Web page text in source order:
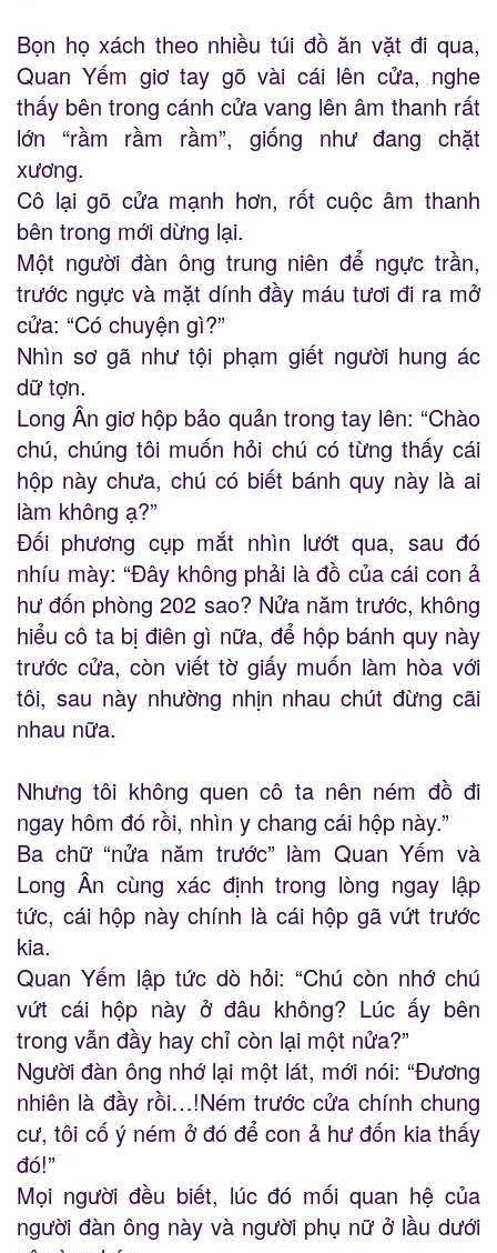
Bọn họ xách theo nhiều túi đồ ăn vặt đi qua,
Quan Yếm giơ tay gõ vài cái lên cửa, nghe
thấy bên trong cánh cửa vang lên âm thanh rất
lớn “rầm rầm rầm”, giống như đang chặt
xương.
Cô lại gõ cửa mạnh hơn, rốt cuộc âm thanh
bên trong mới dừng lại.
Một người đàn ông trung niên để ngực trần,
trước ngực và mặt dính đầy máu tươi đi ra mở
cửa: “Có chuyện gì?”
Nhìn sơ gã như tội phạm giết người hung ác
dữ tợn.
Long Ân giơ hộp bảo quản trong tay lên: “Chào
chú, chúng tôi muốn hỏi chú có từng thấy cái
hộp này chưa, chú có biết bánh quy này là ai
làm không ạ?”
Đối phương cụp mắt nhìn lướt qua, sau đó
nhíu mày: “Đây không phải là đồ của cái con ả
hư đốn phòng 202 sao? Nửa năm trước, không
hiểu cô ta bị điên gì nữa, để hộp bánh quy này
trước cửa, còn viết tờ giấy muốn làm hòa với
tôi, sau này nhường nhịn nhau chút đừng cãi
nhau nữa.
Nhưng tôi không quen cô ta nên ném đồ đi
ngay hôm đó rồi, nhìn y chang cái hộp này.”
Ba chữ “nửa năm trước” làm Quan Yếm và
Long Ân cùng xác định trong lòng ngay lập
tức, cái hộp này chính là cái hộp gã vứt trước
kia.
Quan Yếm lập tức dò hỏi: “Chú còn nhớ chú
vứt cái hộp này ở đâu không? Lúc ấy bên
trong vẫn đầy hay chỉ còn lại một nửa?”
Người đàn ông nhớ lại một lát, mới nói: “Đương
nhiên là đầy rồi…!Ném trước cửa chính chung
cư, tôi cố ý ném ở đó để con ả hư đốn kia thấy
đó!”
Mọi người đều biết, lúc đó mối quan hệ của
người đàn ông này và người phụ nữ ở lầu dưới